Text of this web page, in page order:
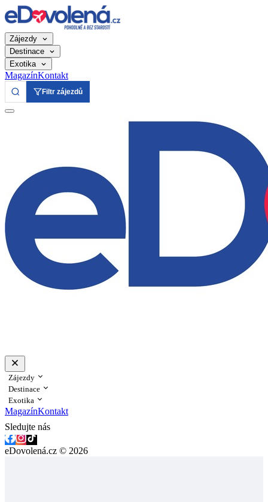
Zájezdy
Destinace
Exotika
MagazínKontakt
Filtr zájezdů
Zájezdy
Destinace
Exotika
MagazínKontakt
Sledujte nás
eDovolená.cz © 2026